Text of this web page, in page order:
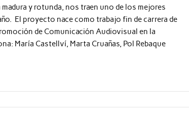
y rotunda, nos traen uno de los mejores
El proyecto nace como trabajo fin de carrera de
de Comunicación Audiovisual en la
María Castellví, Marta Cruañas, Pol Rebaque